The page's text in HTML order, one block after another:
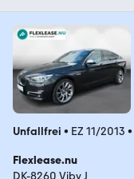
Unfallfrei • EZ 11/2013 •
Flexlease.nu
DK-8260 Viby J